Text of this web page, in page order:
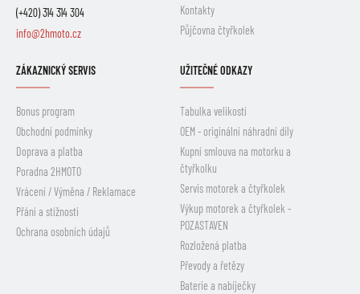
(+420) 314 314 304
info@2hmoto.cz
Kontakty
Půjčovna čtyřkolek
ZÁKAZNICKÝ SERVIS
Bonus program
Obchodní podmínky
Doprava a platba
Poradna 2HMOTO
Vrácení / Výměna / Reklamace
Přání a stížnosti
Ochrana osobních údajů
UŽITEČNÉ ODKAZY
Tabulka velikostí
OEM - originální náhradní díly
Kupní smlouva na motorku a
čtyřkolku
Servis motorek a čtyřkolek
Výkup motorek a čtyřkolek -
POZASTAVEN
Rozložená platba
Převody a řetězy
Baterie a nabíječky